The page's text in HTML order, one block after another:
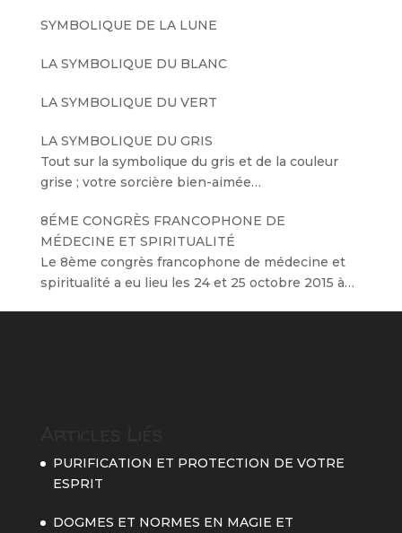
SYMBOLIQUE DE LA LUNE
LA SYMBOLIQUE DU BLANC
LA SYMBOLIQUE DU VERT
LA SYMBOLIQUE DU GRIS
Tout sur la symbolique du gris et de la couleur
grise ; votre sorcière bien-aimée…
8ÉME CONGRÈS FRANCOPHONE DE
MÉDECINE ET SPIRITUALITÉ
Le 8ème congrès francophone de médecine et
spiritualité a eu lieu les 24 et 25 octobre 2015 à…
PURIFICATION ET PROTECTION DE VOTRE
ESPRIT
DOGMES ET NORMES EN MAGIE ET